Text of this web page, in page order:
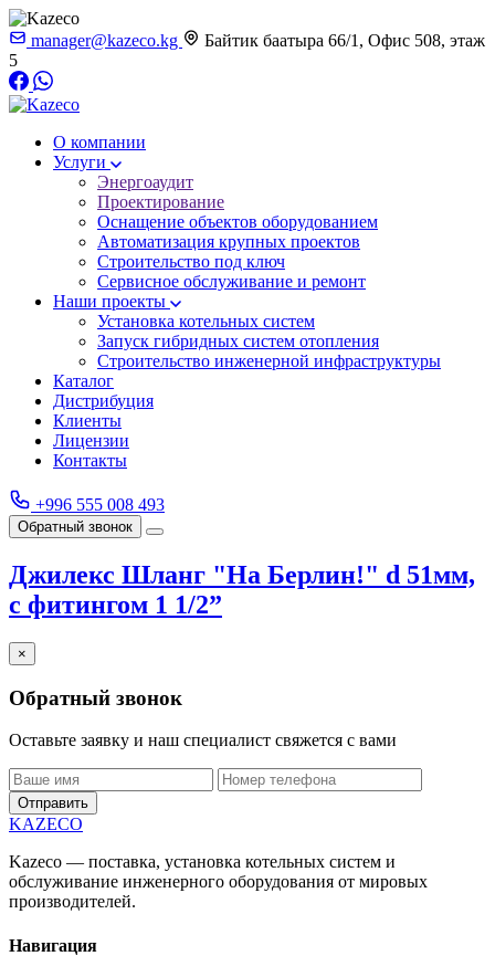
manager@kazeco.kg
Байтик баатыра 66/1, Офис 508, этаж
5
О компании
Услуги
Энергоаудит
Проектирование
Оснащение объектов оборудованием
Автоматизация крупных проектов
Строительство под ключ
Сервисное обслуживание и ремонт
Наши проекты
Установка котельных систем
Запуск гибридных систем отопления
Строительство инженерной инфраструктуры
Каталог
Дистрибуция
Клиенты
Лицензии
Контакты
+996 555 008 493
Обратный звонок
Джилекс Шланг "На Берлин!" d 51мм,
с фитингом 1 1/2”
×
Обратный звонок
Оставьте заявку и наш специалист свяжется с вами
Отправить
KAZECO
Kazeco — поставка, установка котельных систем и
обслуживание инженерного оборудования от мировых
производителей.
Навигация